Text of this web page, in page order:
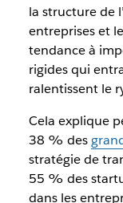
la structure de
entreprises et
tendance à
rigides qui
ralentissent le
Cela explique
38 % des
stratégie de
55 % des
dans les